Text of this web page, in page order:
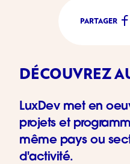
PARTAGER
DÉCOUVREZ
LuxDev met en
projets et
même pays ou
d'activité.